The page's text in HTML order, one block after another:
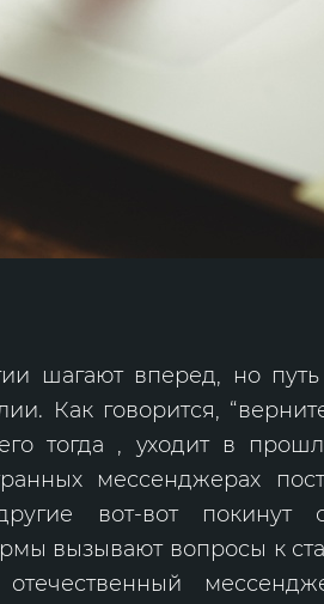
шагают вперед, но
Как говорится,
тогда , уходит в
мессенджерах
вот-вот покинут
вызывают вопросы к
отечественный